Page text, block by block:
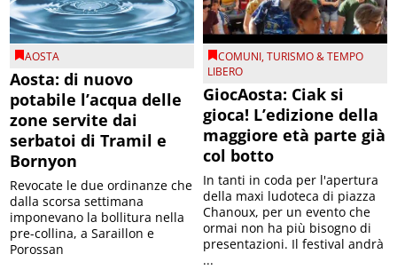
AOSTA
Aosta: di nuovo
potabile l’acqua delle
zone servite dai
serbatoi di Tramil e
Bornyon
Revocate le due ordinanze che
dalla scorsa settimana
imponevano la bollitura nella
pre-collina, a Saraillon e
Porossan
COMUNI,TURISMO & TEMPO
LIBERO
GiocAosta: Ciak si
gioca! L’edizione della
maggiore età parte già
col botto
In tanti in coda per l'apertura
della maxi ludoteca di piazza
Chanoux, per un evento che
ormai non ha più bisogno di
presentazioni. Il festival andrà
...